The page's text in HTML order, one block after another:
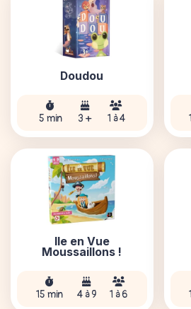
Doudou
5 min 3 + 1 à 4
Île en Vue
Moussaillons !
15 min 4 à 9 1 à 6